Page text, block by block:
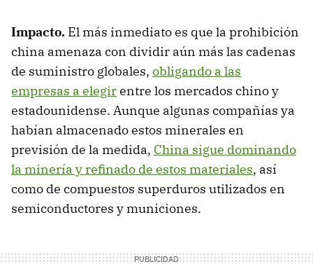
Impacto. El más inmediato es que la prohibición
china amenaza con dividir aún más las cadenas
de suministro globales, obligando a las
empresas a elegirentre los mercados chino y
estadounidense. Aunque algunas compañías ya
habían almacenado estos minerales en
previsión de la medida, China sigue dominando
la minería y refinado de estos materiales, así
como de compuestos superduros utilizados en
semiconductores y municiones.